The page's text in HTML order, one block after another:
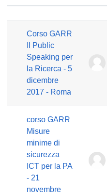
Stato
Corso GARR
Il Public
Speaking per
la Ricerca - 5
dicembre
2017 - Roma
corso GARR
Misure
minime di
sicurezza
ICT per la PA
- 21
novembre